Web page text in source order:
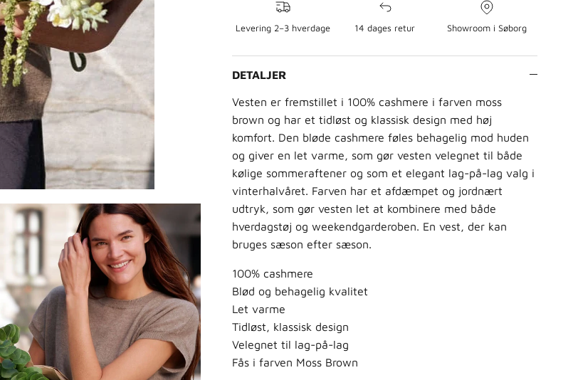
Levering 2–3 hverdage 14 dages retur Showroom i Søborg
DETALJER
Vesten er fremstillet i 100% cashmere i farven moss
brown og har et tidløst og klassisk design med høj
komfort. Den bløde cashmere føles behagelig mod huden
og giver en let varme, som gør vesten velegnet til både
kølige sommeraftener og som et elegant lag-på-lag valg i
vinterhalvåret. Farven har et afdæmpet og jordnært
udtryk, som gør vesten let at kombinere med både
hverdagstøj og weekendgarderoben. En vest, der kan
bruges sæson efter sæson.
100% cashmere
Blød og behagelig kvalitet
Let varme
Tidløst, klassisk design
Velegnet til lag-på-lag
Fås i farven Moss Brown